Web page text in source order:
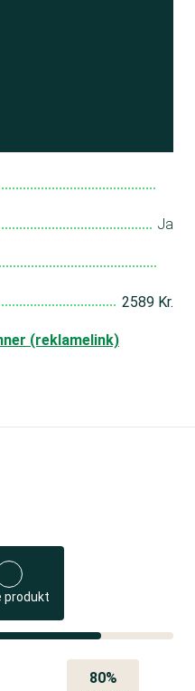
Ja
2589 Kr.
(reklamelink)
produkt
80%